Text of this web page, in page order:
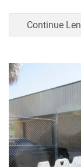
Continue